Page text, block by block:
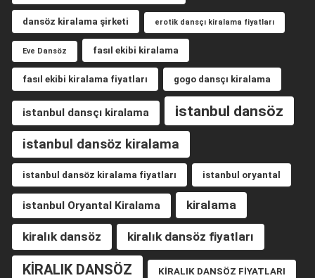
dansöz kiralama şirketi erotik dansçı kiralama fiyatları
Eve Dansöz fasıl ekibi kiralama
fasıl ekibi kiralama fiyatları gogo dansçı kiralama
istanbul dansçı kiralama istanbul dansöz
istanbul dansöz kiralama
istanbul dansöz kiralama fiyatları istanbul oryantal
istanbul Oryantal Kiralama kiralama
kiralık dansöz kiralık dansöz fiyatları
KİRALIK DANSÖZ KİRALIK DANSÖZ FİYATLARI